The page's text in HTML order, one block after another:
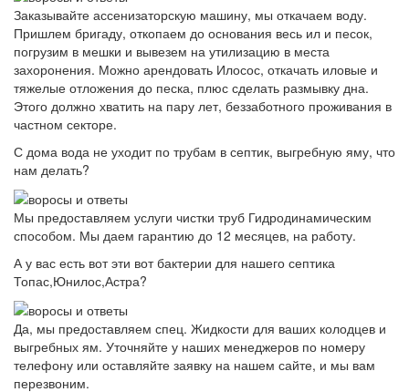
Заказывайте ассенизаторскую машину, мы откачаем воду.
Пришлем бригаду, откопаем до основания весь ил и песок,
погрузим в мешки и вывезем на утилизацию в места
захоронения. Можно арендовать Илосос, откачать иловые и
тяжелые отложения до песка, плюс сделать размывку дна.
Этого должно хватить на пару лет, беззаботного проживания в
частном секторе.
С дома вода не уходит по трубам в септик, выгребную яму, что
нам делать?
Мы предоставляем услуги чистки труб Гидродинамическим
способом. Мы даем гарантию до 12 месяцев, на работу.
А у вас есть вот эти вот бактерии для нашего септика
Топас,Юнилос,Астра?
Да, мы предоставляем спец. Жидкости для ваших колодцев и
выгребных ям. Уточняйте у наших менеджеров по номеру
телефону или оставляйте заявку на нашем сайте, и мы вам
перезвоним.